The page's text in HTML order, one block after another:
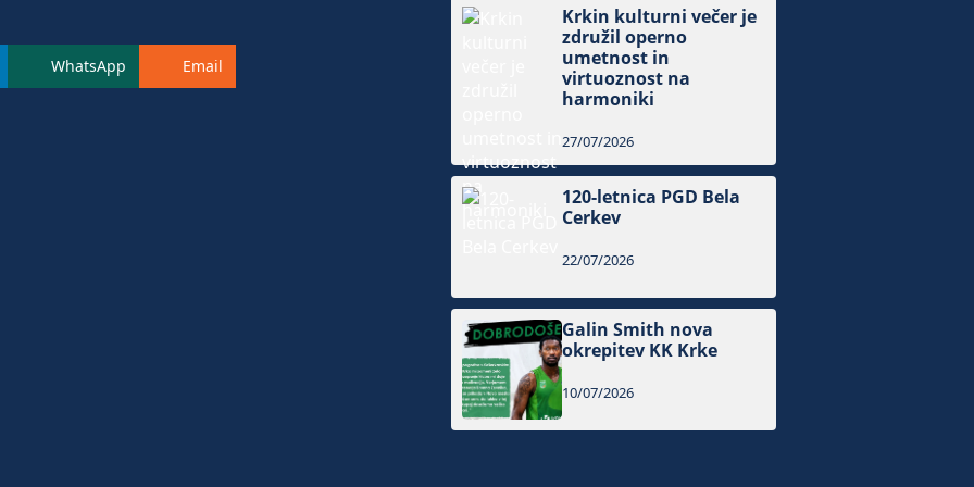
WhatsApp Email
Krkin kulturni večer je
združil operno
umetnost in
virtuoznost na
harmoniki
27/07/2026
120-letnica PGD Bela
Cerkev
22/07/2026
Galin Smith nova
okrepitev KK Krke
10/07/2026